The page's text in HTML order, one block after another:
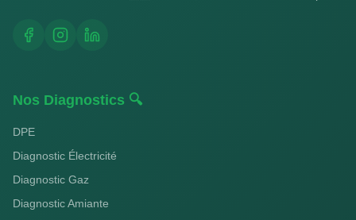
Nos Diagnostics 🔍
DPE
Diagnostic Électricité
Diagnostic Gaz
Diagnostic Amiante